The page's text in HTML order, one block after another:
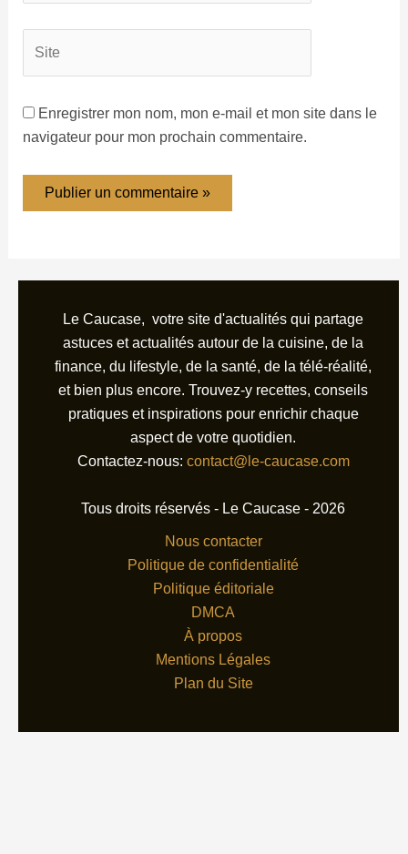
Enregistrer mon nom, mon e-mail et mon site dans le
navigateur pour mon prochain commentaire.
Le Caucase, votre site d'actualités qui partage
astuces et actualités autour de la cuisine, de la
finance, du lifestyle, de la santé, de la télé-réalité,
et bien plus encore. Trouvez-y recettes, conseils
pratiques et inspirations pour enrichir chaque
aspect de votre quotidien.
Contactez-nous: contact@le-caucase.com
Tous droits réservés - Le Caucase - 2026
Nous contacter
Politique de confidentialité
Politique éditoriale
DMCA
À propos
Mentions Légales
Plan du Site